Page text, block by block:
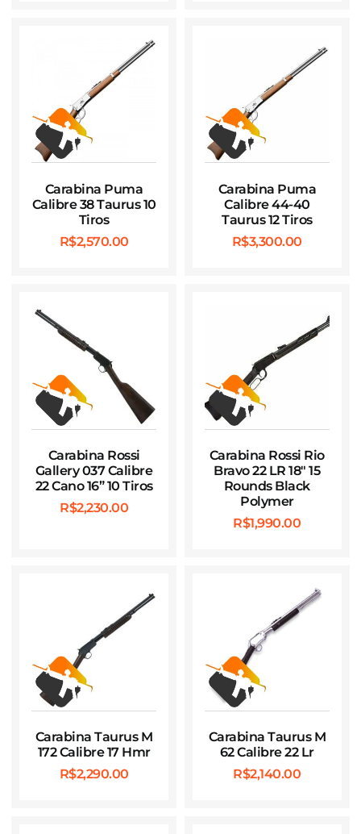
Carabina Puma
Calibre 38 Taurus 10
Tiros
R$2,570.00
Carabina Puma
Calibre 44-40
Taurus 12 Tiros
R$3,300.00
Carabina Rossi
Gallery 037 Calibre
22 Cano 16” 10 Tiros
R$2,230.00
Carabina Rossi Rio
Bravo 22 LR 18″ 15
Rounds Black
Polymer
R$1,990.00
Carabina Taurus M
172 Calibre 17 Hmr
R$2,290.00
Carabina Taurus M
62 Calibre 22 Lr
R$2,140.00